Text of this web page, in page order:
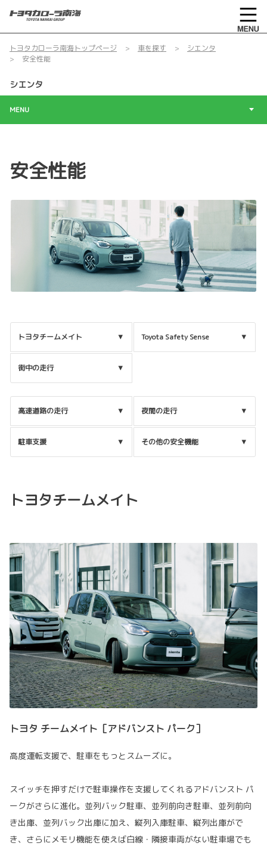
トヨタカローラ南海トップページ 車を探す
シエンタ
安全性能
シエンタ
MENU
安全性能
トヨタチームメイト Toyota Safety Sense
街中の走行
高速道路の走行 夜間の走行
駐車支援 その他の安全機能
トヨタチームメイト
トヨタ チームメイト［アドバンスト パーク］
高度運転支援で、駐車をもっとスムーズに。
スイッチを押すだけで駐車操作を支援してくれるアドバンスト パ
ークがさらに進化。並列バック駐車、並列前向き駐車、並列前向
き出庫、並列バック出庫に加え、縦列入庫駐車、縦列出庫がで
き、さらにメモリ機能を使えば白線・隣接車両がない駐車場でも